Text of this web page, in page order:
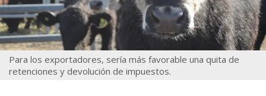
Para los exportadores, sería más favorable una quita de
retenciones y devolución de impuestos.